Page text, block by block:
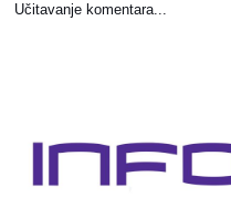
Učitavanje komentara...